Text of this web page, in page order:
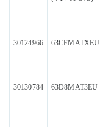
30124966 63CFMATXEU
30130784 63D8MAT3EU